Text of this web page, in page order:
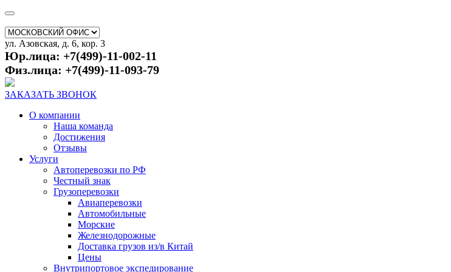
ул. Азовская, д. 6, кор. 3
Юр.лица: +7(499)-11-002-11
Физ.лица: +7(499)-11-093-79
ЗАКАЗАТЬ ЗВОНОК
О компании
Наша команда
Достижения
Отзывы
Услуги
Автоперевозки по РФ
Честный знак
Грузоперевозки
Авиаперевозки
Автомобильные
Морские
Железнодорожные
Доставка грузов из/в Китай
Цены
Внутрипортовое экспедирование